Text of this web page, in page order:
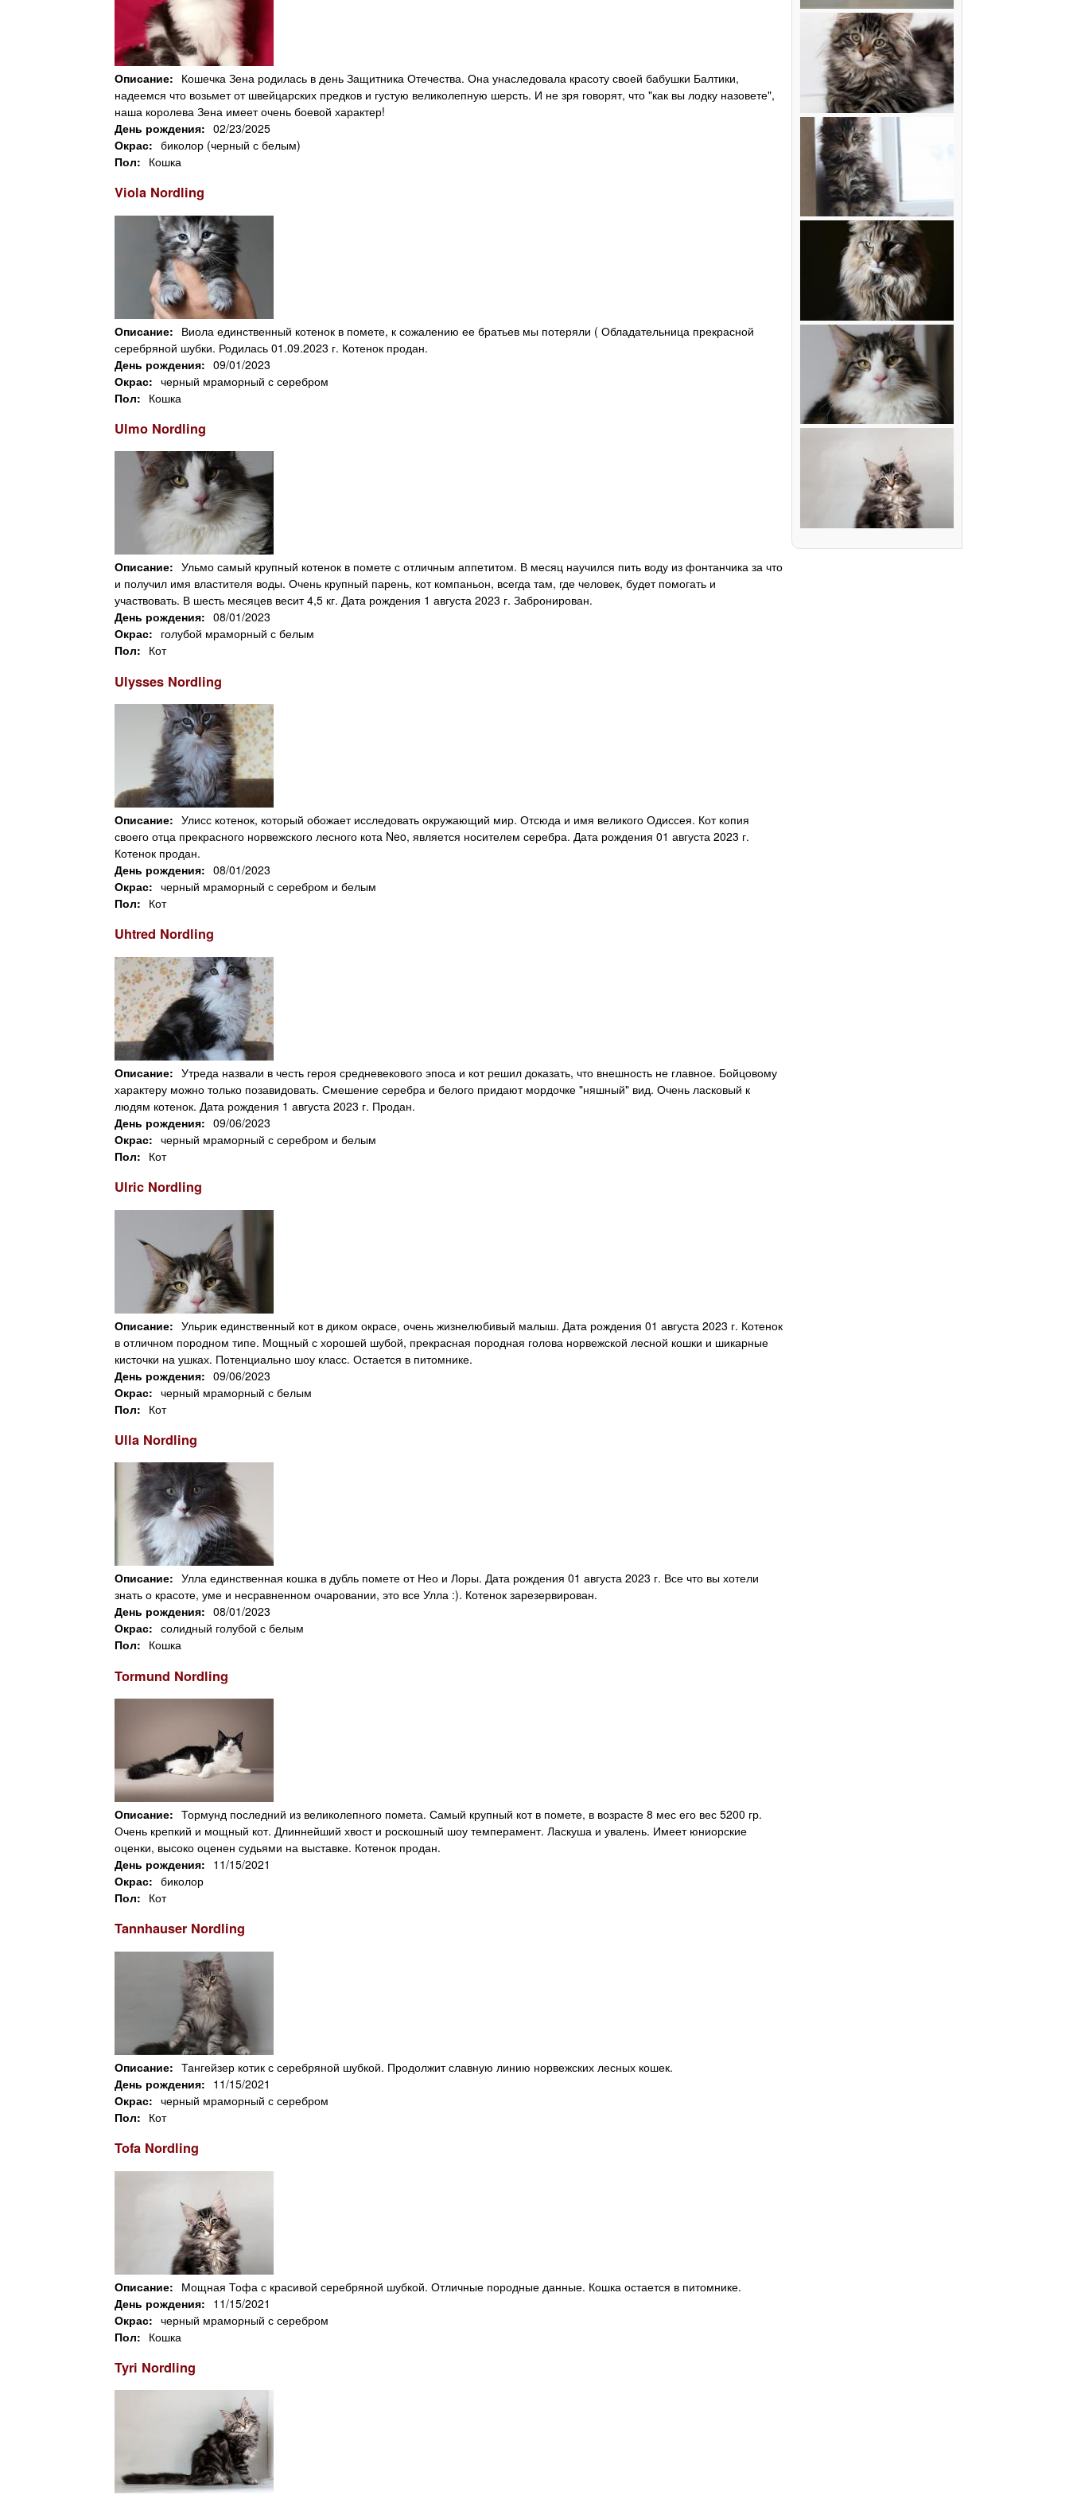
n
g
C
a
t
Описание: Кошечка Зена родилась в день Защитника Отечества. Она унаследовала красоту своей бабушки Балтики,
надеемся что возьмет от швейцарских предков и густую великолепную шерсть. И не зря говорят, что "как вы лодку назовете",
наша королева Зена имеет очень боевой характер!
День рождения: 02/23/2025
Окрас: биколор (черный с белым)
Пол: Кошка
Viola Nordling
Описание: Виола единственный котенок в помете, к сожалению ее братьев мы потеряли ( Обладательница прекрасной
серебряной шубки. Родилась 01.09.2023 г. Котенок продан.
День рождения: 09/01/2023
Окрас: черный мраморный с серебром
Пол: Кошка
Ulmo Nordling
Описание: Ульмо самый крупный котенок в помете с отличным аппетитом. В месяц научился пить воду из фонтанчика за что
и получил имя властителя воды. Очень крупный парень, кот компаньон, всегда там, где человек, будет помогать и
участвовать. В шесть месяцев весит 4,5 кг. Дата рождения 1 августа 2023 г. Забронирован.
День рождения: 08/01/2023
Окрас: голубой мраморный с белым
Пол: Кот
Ulysses Nordling
Описание: Улисс котенок, который обожает исследовать окружающий мир. Отсюда и имя великого Одиссея. Кот копия
своего отца прекрасного норвежского лесного кота Neo, является носителем серебра. Дата рождения 01 августа 2023 г.
Котенок продан.
День рождения: 08/01/2023
Окрас: черный мраморный с серебром и белым
Пол: Кот
Uhtred Nordling
Описание: Утреда назвали в честь героя средневекового эпоса и кот решил доказать, что внешность не главное. Бойцовому
характеру можно только позавидовать. Смешение серебра и белого придают мордочке "няшный" вид. Очень ласковый к
людям котенок. Дата рождения 1 августа 2023 г. Продан.
День рождения: 09/06/2023
Окрас: черный мраморный с серебром и белым
Пол: Кот
Ulric Nordling
Описание: Ульрик единственный кот в диком окрасе, очень жизнелюбивый малыш. Дата рождения 01 августа 2023 г. Котенок
в отличном породном типе. Мощный с хорошей шубой, прекрасная породная голова норвежской лесной кошки и шикарные
кисточки на ушках. Потенциально шоу класс. Остается в питомнике.
День рождения: 09/06/2023
Окрас: черный мраморный с белым
Пол: Кот
Ulla Nordling
Описание: Улла единственная кошка в дубль помете от Нео и Лоры. Дата рождения 01 августа 2023 г. Все что вы хотели
знать о красоте, уме и несравненном очаровании, это все Улла :). Котенок зарезервирован.
День рождения: 08/01/2023
Окрас: солидный голубой с белым
Пол: Кошка
Tormund Nordling
Описание: Тормунд последний из великолепного помета. Самый крупный кот в помете, в возрасте 8 мес его вес 5200 гр.
Очень крепкий и мощный кот. Длиннейший хвост и роскошный шоу темперамент. Ласкуша и увалень. Имеет юниорские
оценки, высоко оценен судьями на выставке. Котенок продан.
День рождения: 11/15/2021
Окрас: биколор
Пол: Кот
Tannhauser Nordling
Описание: Тангейзер котик с серебряной шубкой. Продолжит славную линию норвежских лесных кошек.
День рождения: 11/15/2021
Окрас: черный мраморный с серебром
Пол: Кот
Tofa Nordling
Описание: Мощная Тофа с красивой серебряной шубкой. Отличные породные данные. Кошка остается в питомнике.
День рождения: 11/15/2021
Окрас: черный мраморный с серебром
Пол: Кошка
Tyri Nordling